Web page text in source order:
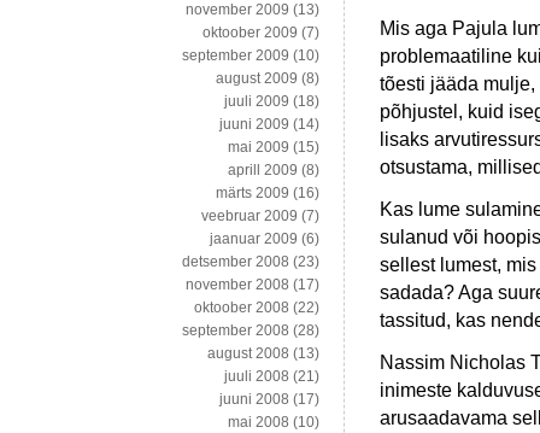
Mis aga Pajula
problemaatiline
tõesti jääda
põhjustel, kuid
lisaks
otsustama,
Kas lume
sulanud või
sellest lumest,
sadada? Aga
tassitud, kas
Nassim Nicholas
inimeste
arusaadavama
november 2009 (13)
oktoober 2009 (7)
september 2009 (10)
august 2009 (8)
juuli 2009 (18)
juuni 2009 (14)
mai 2009 (15)
aprill 2009 (8)
märts 2009 (16)
veebruar 2009 (7)
jaanuar 2009 (6)
detsember 2008 (23)
november 2008 (17)
oktoober 2008 (22)
september 2008 (28)
august 2008 (13)
juuli 2008 (21)
juuni 2008 (17)
mai 2008 (10)